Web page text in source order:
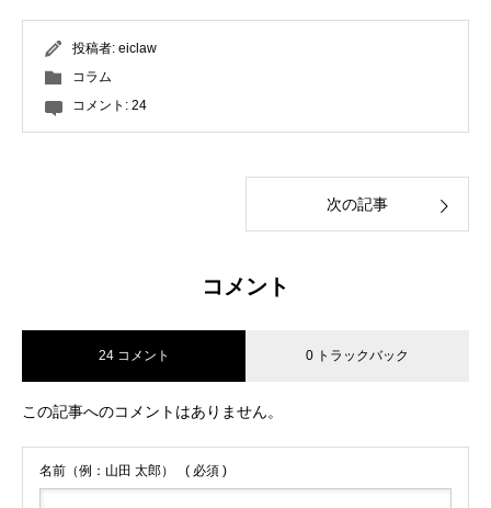
投稿者: eiclaw
コラム
コメント: 24
次の記事
コメント
24 コメント 0 トラックバック
この記事へのコメントはありません。
名前（例：山田 太郎） ( 必須 )